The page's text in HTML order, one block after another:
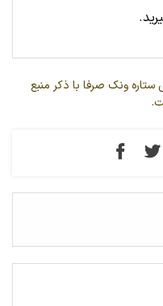
ستاره ونک صرفا با ذکر منبع